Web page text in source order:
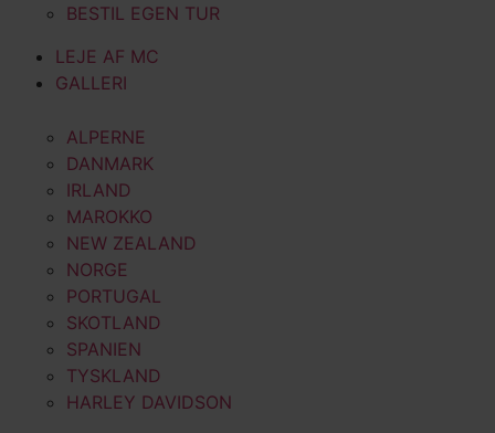
BESTIL EGEN TUR
LEJE AF MC
GALLERI
ALPERNE
DANMARK
IRLAND
MAROKKO
NEW ZEALAND
NORGE
PORTUGAL
SKOTLAND
SPANIEN
TYSKLAND
HARLEY DAVIDSON